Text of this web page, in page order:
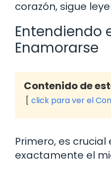
corazón, sigue
Entendiendo
Enamorarse
Contenido de
click para ver el
Primero, es
exactamente el